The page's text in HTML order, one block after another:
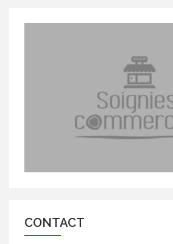
CONTACT